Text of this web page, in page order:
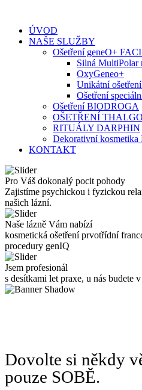
contentÚVOD
NAŠE SLUŽBY
Ošetření geneO+
Silná MultiPolar
OxyGeneo+
Unikátní
Ošetření
Ošetření BIODROGA
OŠETŘENÍ THALGO
RITUÁLY DARPHIN
Dekorativní kosmetika
KONTAKT
Pro Váš dokonalý pocit pohody
Zajistíme psychickou i fyzickou
našich lázní.
Naše lázně Vám nabízí
kosmetická ošetření prvotřídní
procedury genIQ
Jsem profesionál
s desítkami let praxe, u nás budete
Dovolte si někdy
pouze SOBĚ.